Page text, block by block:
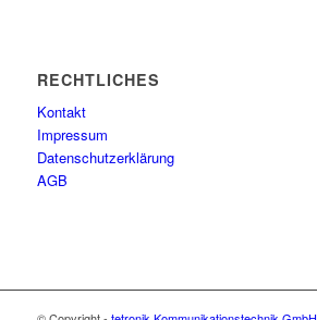
RECHTLICHES
Kontakt
Impressum
Datenschutzerklärung
AGB